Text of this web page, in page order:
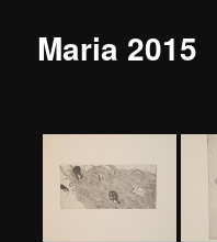
Maria 2015